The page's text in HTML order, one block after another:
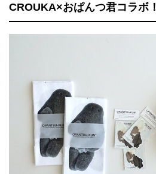
CROUKA×おぱんつ君コラボ！